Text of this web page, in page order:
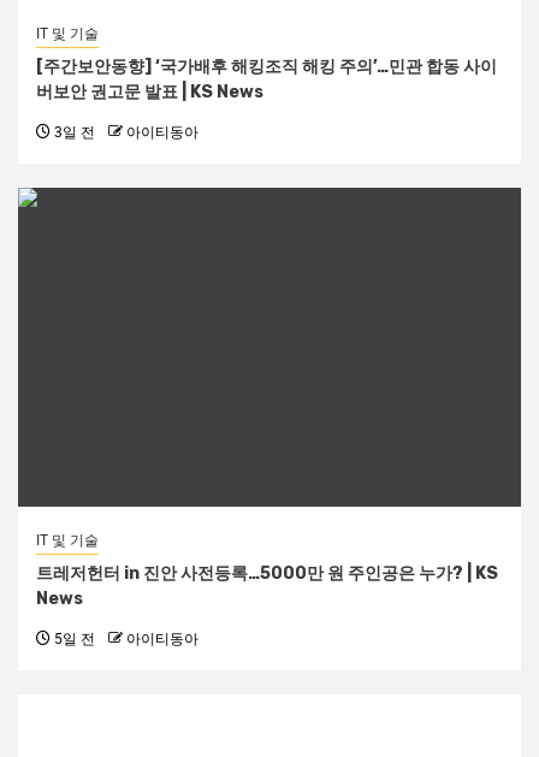
IT 및 기술
[주간보안동향] ‘국가배후 해킹조직 해킹 주의’…민관 합동 사이
버보안 권고문 발표 | KS News
3일 전 아이티동아
IT 및 기술
트레저헌터 in 진안 사전등록…5000만 원 주인공은 누가? | KS
News
5일 전 아이티동아